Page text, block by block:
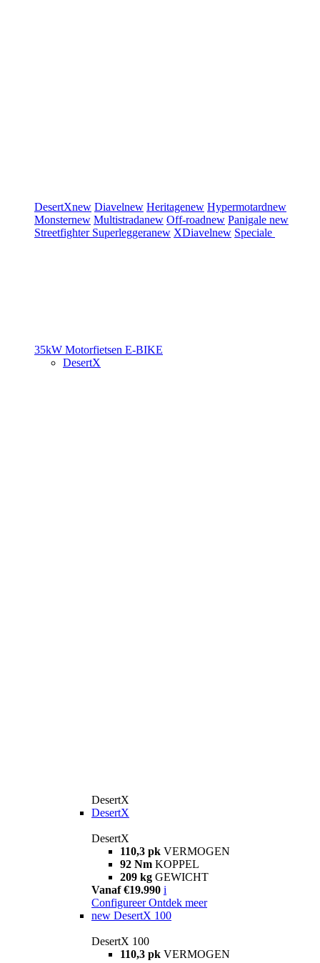
DesertXnew Diavelnew Heritagenew Hypermotardnew
Monsternew Multistradanew Off-roadnew Panigale new
Streetfighter Superleggeranew XDiavelnew Speciale
35kW Motorfietsen E-BIKE
DesertX
DesertX
DesertX
DesertX
110,3 pk VERMOGEN
92 Nm KOPPEL
209 kg GEWICHT
Vanaf €19.990 i
Configureer Ontdek meer
new DesertX 100
DesertX 100
110,3 pk VERMOGEN